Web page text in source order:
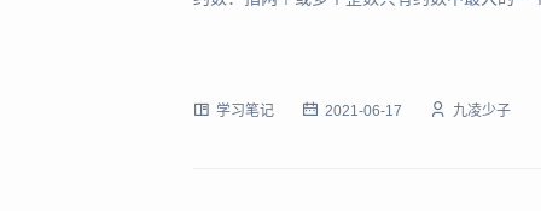
学习笔记 2021-06-17 九凌少子